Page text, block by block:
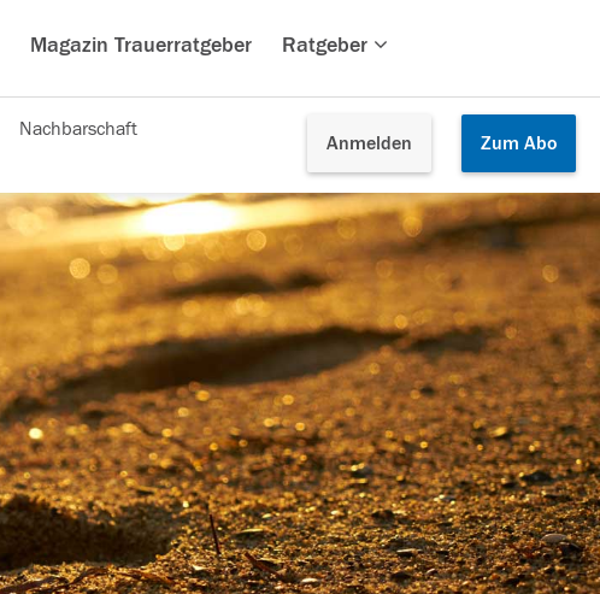
Magazin Trauerratgeber Ratgeber
Anmelden Zum Abo
Nachbarschaft